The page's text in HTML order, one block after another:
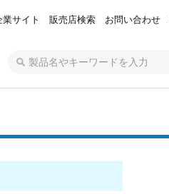
業サイト 販売店検索 お問い合わせ